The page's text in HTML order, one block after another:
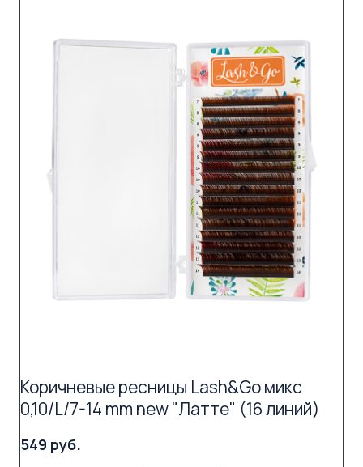
Коричневые ресницы Lash&Go микс
0,10/L/7-14 mm new "Латте" (16 линий)
549 руб.